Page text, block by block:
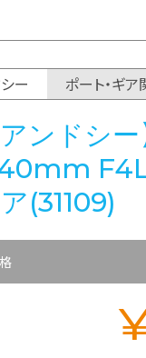
ー ポート・ギア
アンドシ
ア